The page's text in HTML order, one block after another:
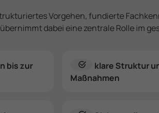
Vorgehen, fundierte
dabei eine zentrale Rolle im
bis zur
klare Struktur
Maßnahmen